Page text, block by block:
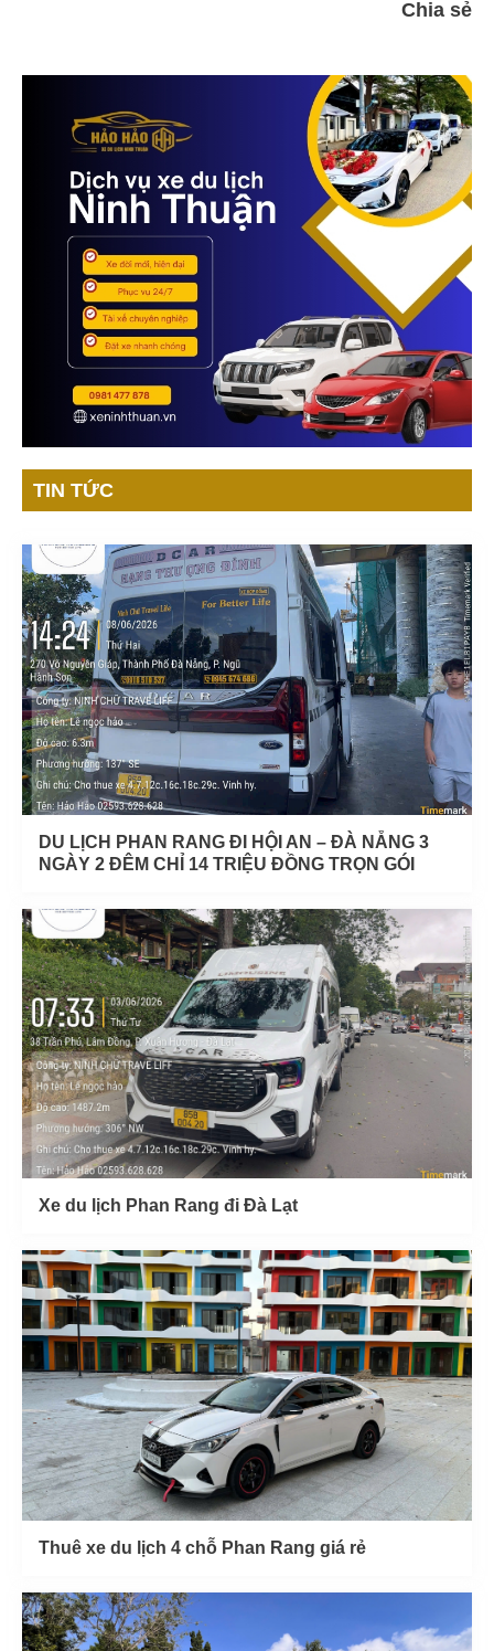
Chia sẻ
TIN TỨC
DU LỊCH PHAN RANG ĐI HỘI AN – ĐÀ NẴNG 3
NGÀY 2 ĐÊM CHỈ 14 TRIỆU ĐỒNG TRỌN GÓI
Xe du lịch Phan Rang đi Đà Lạt
Thuê xe du lịch 4 chỗ Phan Rang giá rẻ